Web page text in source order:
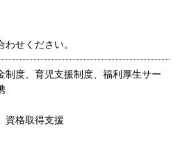
せください。
制度、育児支援制度、福利厚生サー
資格取得支援